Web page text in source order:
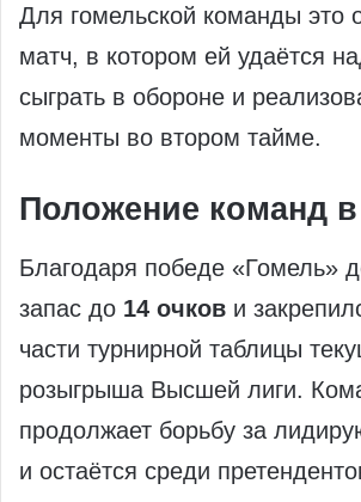
Для гомельской команды это
матч, в котором ей удаётся
сыграть в обороне и
моменты во втором тайме.
Положение команд в
Благодаря победе «Гомель»
запас до 14 очков и
части турнирной таблицы
розыгрыша Высшей лиги.
продолжает борьбу за
и остаётся среди